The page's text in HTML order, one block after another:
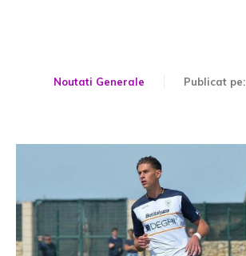
Noutati Generale Publicat pe: